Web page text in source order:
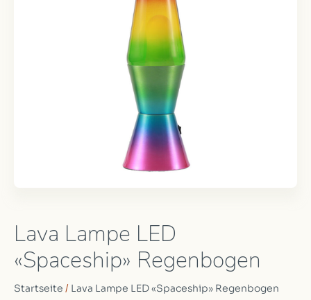
Lava Lampe LED
«Spaceship» Regenbogen
Startseite / Lava Lampe LED «Spaceship» Regenbogen